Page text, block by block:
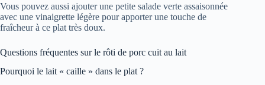
Vous pouvez aussi ajouter une petite salade verte assaisonnée
avec une vinaigrette légère pour apporter une touche de
fraîcheur à ce plat très doux.
Questions fréquentes sur le rôti de porc cuit au lait
Pourquoi le lait « caille » dans le plat ?